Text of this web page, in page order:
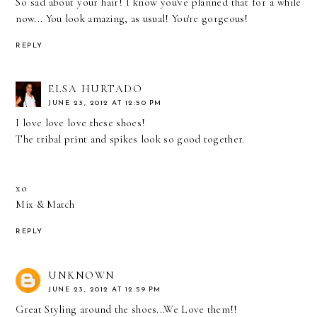
now... You look amazing, as usual! You're gorgeous!
REPLY
ELSA HURTADO
JUNE 23, 2012 AT 12:50 PM
I love love love these shoes!
The tribal print and spikes look so good together.
xo
Mix & Match
REPLY
UNKNOWN
JUNE 23, 2012 AT 12:59 PM
Great Styling around the shoes...We Love them!!